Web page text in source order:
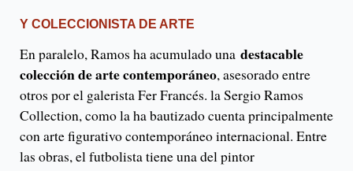
Y COLECCIONISTA DE ARTE
En paralelo, Ramos ha acumulado una destacable
colección de arte contemporáneo, asesorado entre
otros por el galerista Fer Francés. la Sergio Ramos
Collection, como la ha bautizado cuenta principalmente
con arte figurativo contemporáneo internacional. Entre
las obras, el futbolista tiene una del pintor